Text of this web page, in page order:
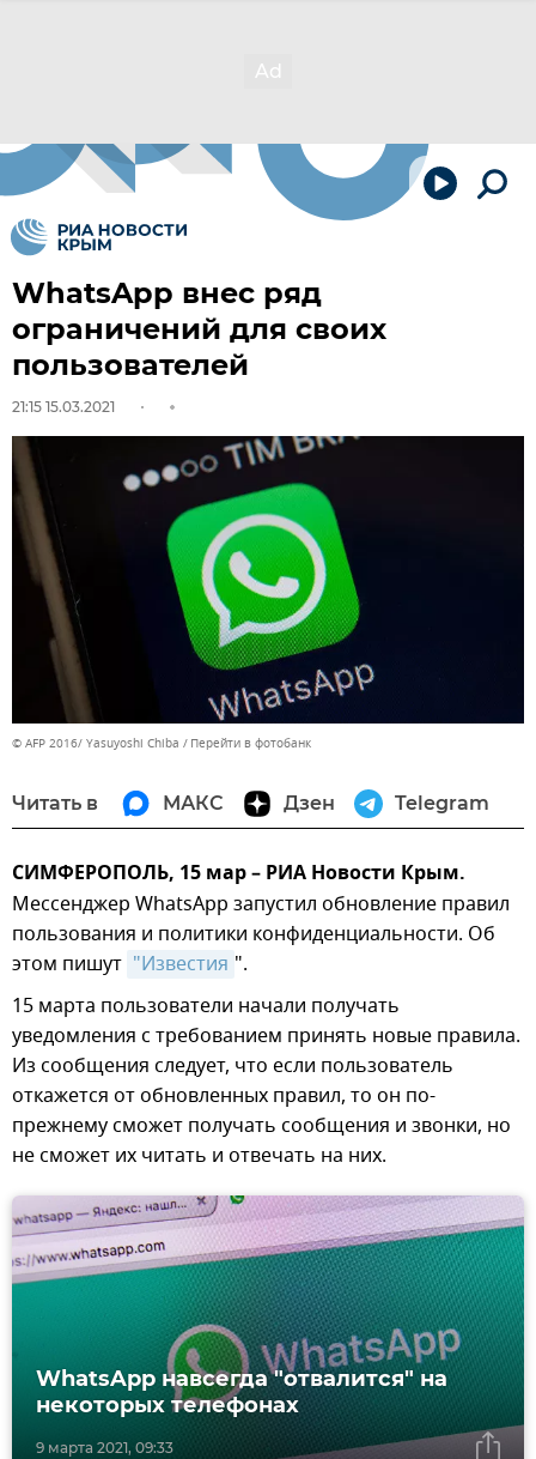
WhatsApp внес ряд
ограничений для своих
пользователей
21:15 15.03.2021
© AFP 2016/ Yasuyoshi Chiba Перейти в фотобанк
Читать в МАКС Дзен Telegram
СИМФЕРОПОЛЬ, 15 мар – РИА Новости Крым.
Мессенджер WhatsApp запустил обновление правил
пользования и политики конфиденциальности. Об
этом пишут "Известия ".
15 марта пользователи начали получать
уведомления с требованием принять новые правила.
Из сообщения следует, что если пользователь
откажется от обновленных правил, то он по-
прежнему сможет получать сообщения и звонки, но
не сможет их читать и отвечать на них.
9 марта 2021, 09:33
WhatsApp навсегда "отвалится" на
некоторых телефонах